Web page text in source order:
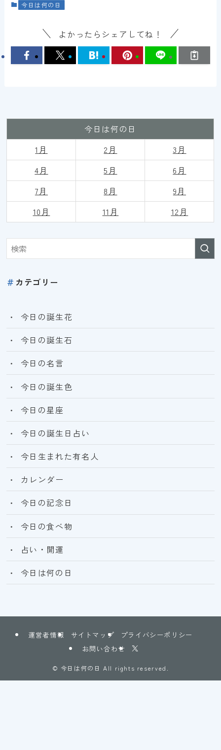
今日は何の日
よかったらシェアしてね！
今日は何の日
1月
2月
3月
4月
5月
6月
7月
8月 9月
10月
11月 12月
＃ カテゴリー
今日の誕生花
今日の誕生石
今日の名言
今日の誕生色
今日の星座
今日の誕生日占い
今日生まれた有名人
カレンダー
今日の記念日
今日の食べ物
占い・開運
今日は何の日
運営者情報 サイトマップ
プライバシーポリシー
お問い合わせ
© 今日は何の日 All rights reserved.